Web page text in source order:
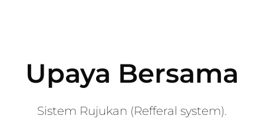
Upaya Bersama
Sistem Rujukan (Refferal system).